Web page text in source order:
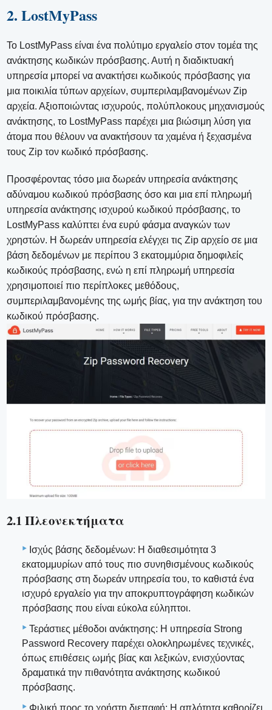
2. LostMyPass
Το LostMyPass είναι ένα πολύτιμο εργαλείο στον τομέα της
ανάκτησης κωδικών πρόσβασης. Αυτή η διαδικτυακή
υπηρεσία μπορεί να ανακτήσει κωδικούς πρόσβασης για
μια ποικιλία τύπων αρχείων, συμπεριλαμβανομένων Zip
αρχεία. Αξιοποιώντας ισχυρούς, πολύπλοκους μηχανισμούς
ανάκτησης, το LostMyPass παρέχει μια βιώσιμη λύση για
άτομα που θέλουν να ανακτήσουν τα χαμένα ή ξεχασμένα
τους Zip τον κωδικό πρόσβασης.
Προσφέροντας τόσο μια δωρεάν υπηρεσία ανάκτησης
αδύναμου κωδικού πρόσβασης όσο και μια επί πληρωμή
υπηρεσία ανάκτησης ισχυρού κωδικού πρόσβασης, το
LostMyPass καλύπτει ένα ευρύ φάσμα αναγκών των
χρηστών. Η δωρεάν υπηρεσία ελέγχει τις Zip αρχείο σε μια
βάση δεδομένων με περίπου 3 εκατομμύρια δημοφιλείς
κωδικούς πρόσβασης, ενώ η επί πληρωμή υπηρεσία
χρησιμοποιεί πιο περίπλοκες μεθόδους,
συμπεριλαμβανομένης της ωμής βίας, για την ανάκτηση του
κωδικού πρόσβασης.
2.1 Πλεονεκτήματα
Ισχύς βάσης δεδομένων: Η διαθεσιμότητα 3
εκατομμυρίων από τους πιο συνηθισμένους κωδικούς
πρόσβασης στη δωρεάν υπηρεσία του, το καθιστά ένα
ισχυρό εργαλείο για την αποκρυπτογράφηση κωδικών
πρόσβασης που είναι εύκολα εύληπτοι.
Τεράστιες μέθοδοι ανάκτησης: Η υπηρεσία Strong
Password Recovery παρέχει ολοκληρωμένες τεχνικές,
όπως επιθέσεις ωμής βίας και λεξικών, ενισχύοντας
δραματικά την πιθανότητα ανάκτησης κωδικού
πρόσβασης.
Φιλική προς το χρήστη διεπαφή: Η απλότητα καθορίζει